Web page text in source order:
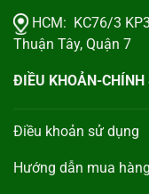
HCM: KC76/3
Thuận Tây, Quận 7
ĐIỀU KHOẢN-CHÍNH
Điều khoản sử dụng
Hướng dẫn mua hàng